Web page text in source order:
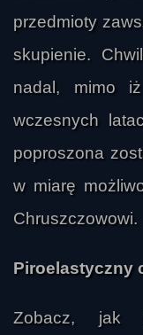
przedmioty
skupienie.
nadal, mimo
wczesnych
poproszona
w miarę
Chruszczowowi.
Piroelastyczny
Zobacz, jak